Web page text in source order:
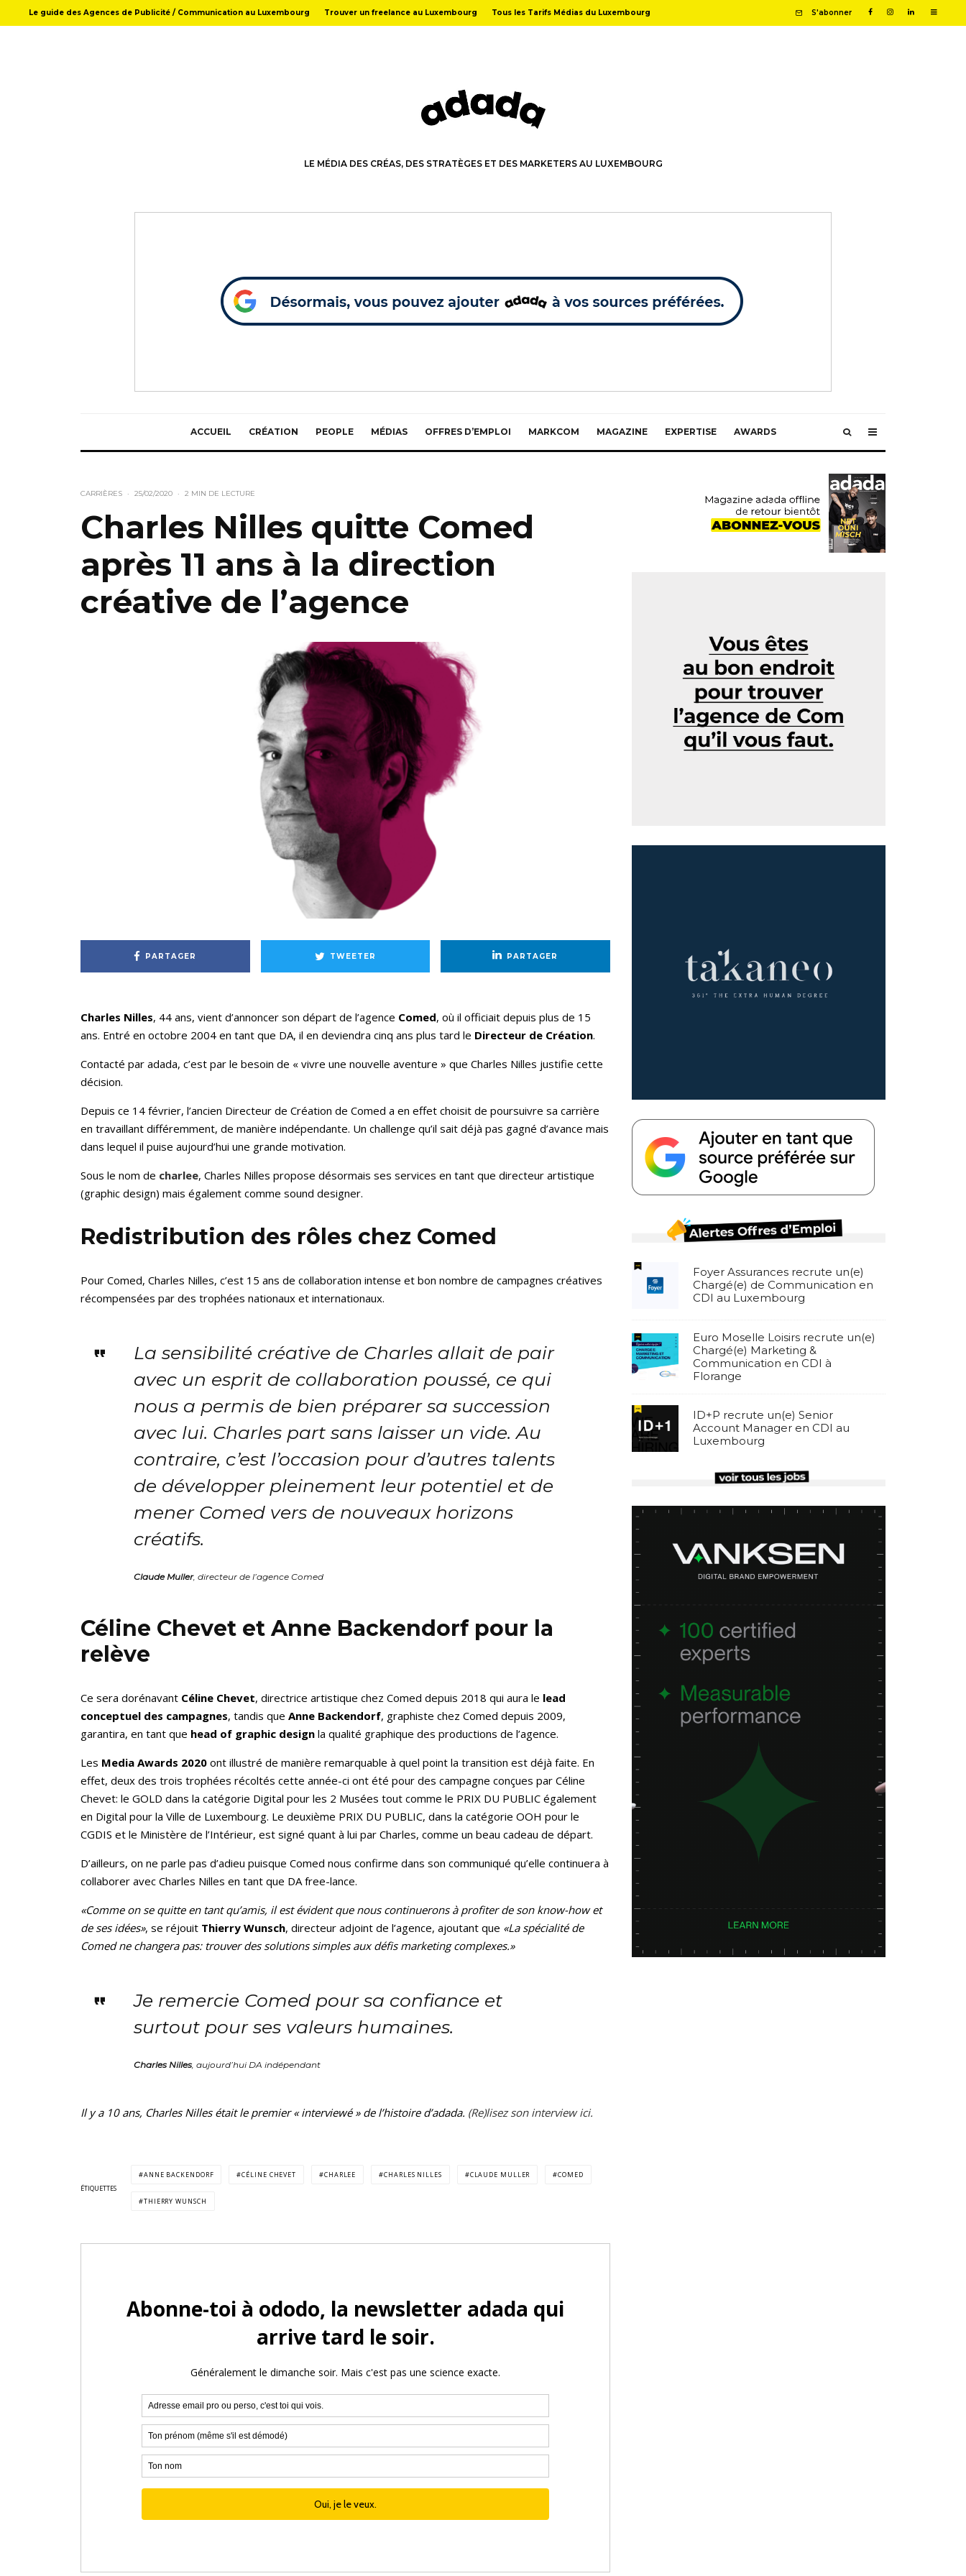
Le guide des Agences de Publicité / Communication au Luxembourg Trouver un freelance au Luxembourg Tous les Tarifs Médias du Luxembourg S'abonner
LE MÉDIA DES CRÉAS, DES STRATÈGES ET DES MARKETERS AU LUXEMBOURG
ACCUEIL CRÉATION PEOPLE MÉDIAS OFFRES D’EMPLOI MARKCOM MAGAZINE EXPERTISE AWARDS
CARRIÈRES · 25/02/2020 · 2 MIN DE LECTURE
Charles Nilles quitte Comed
après 11 ans à la direction
créative de l’agence
PARTAGER TWEETER PARTAGER
Charles Nilles, 44 ans, vient d’annoncer son départ de l’agence Comed, où il officiait depuis plus de 15
ans. Entré en octobre 2004 en tant que DA, il en deviendra cinq ans plus tard le Directeur de Création.
Contacté par adada, c’est par le besoin de « vivre une nouvelle aventure » que Charles Nilles justifie cette
décision.
Depuis ce 14 février, l’ancien Directeur de Création de Comed a en effet choisit de poursuivre sa carrière
en travaillant différemment, de manière indépendante. Un challenge qu’il sait déjà pas gagné d’avance mais
dans lequel il puise aujourd’hui une grande motivation.
Sous le nom de charlee, Charles Nilles propose désormais ses services en tant que directeur artistique
(graphic design) mais également comme sound designer.
Redistribution des rôles chez Comed
Pour Comed, Charles Nilles, c’est 15 ans de collaboration intense et bon nombre de campagnes créatives
récompensées par des trophées nationaux et internationaux.
La sensibilité créative de Charles allait de pair
avec un esprit de collaboration poussé, ce qui
nous a permis de bien préparer sa succession
avec lui. Charles part sans laisser un vide. Au
contraire, c’est l’occasion pour d’autres talents
de développer pleinement leur potentiel et de
mener Comed vers de nouveaux horizons
créatifs.
Claude Muller, directeur de l’agence Comed
Céline Chevet et Anne Backendorf pour la
relève
Ce sera dorénavant Céline Chevet, directrice artistique chez Comed depuis 2018 qui aura le lead
conceptuel des campagnes, tandis que Anne Backendorf, graphiste chez Comed depuis 2009,
garantira, en tant que head of graphic design la qualité graphique des productions de l’agence.
Les Media Awards 2020 ont illustré de manière remarquable à quel point la transition est déjà faite. En
effet, deux des trois trophées récoltés cette année-ci ont été pour des campagne conçues par Céline
Chevet: le GOLD dans la catégorie Digital pour les 2 Musées tout comme le PRIX DU PUBLIC également
en Digital pour la Ville de Luxembourg. Le deuxième PRIX DU PUBLIC, dans la catégorie OOH pour le
CGDIS et le Ministère de l’Intérieur, est signé quant à lui par Charles, comme un beau cadeau de départ.
D’ailleurs, on ne parle pas d’adieu puisque Comed nous confirme dans son communiqué qu’elle continuera à
collaborer avec Charles Nilles en tant que DA free-lance.
«Comme on se quitte en tant qu’amis, il est évident que nous continuerons à profiter de son know-how et
de ses idées», se réjouit Thierry Wunsch, directeur adjoint de l’agence, ajoutant que «La spécialité de
Comed ne changera pas: trouver des solutions simples aux défis marketing complexes.»
Je remercie Comed pour sa confiance et
surtout pour ses valeurs humaines.
Charles Nilles, aujourd’hui DA indépendant
Il y a 10 ans, Charles Nilles était le premier « interviewé » de l’histoire d’adada. (Re)lisez son interview ici.
ÉTIQUETTES
ANNE BACKENDORF CÉLINE CHEVET CHARLEE CHARLES NILLES CLAUDE MULLER COMED
THIERRY WUNSCH
Foyer Assurances recrute un(e)
Chargé(e) de Communication en
CDI au Luxembourg
Euro Moselle Loisirs recrute un(e)
Chargé(e) Marketing &
Communication en CDI à
Florange
ID+P recrute un(e) Senior
Account Manager en CDI au
Luxembourg